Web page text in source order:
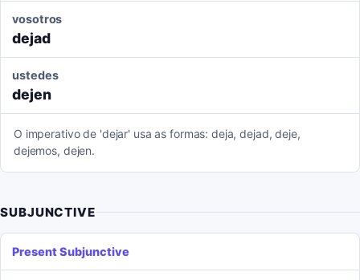
vosotros
dejad
ustedes
dejen
O imperativo de 'dejar' usa as formas: deja, dejad, deje,
dejemos, dejen.
SUBJUNCTIVE
Present Subjunctive